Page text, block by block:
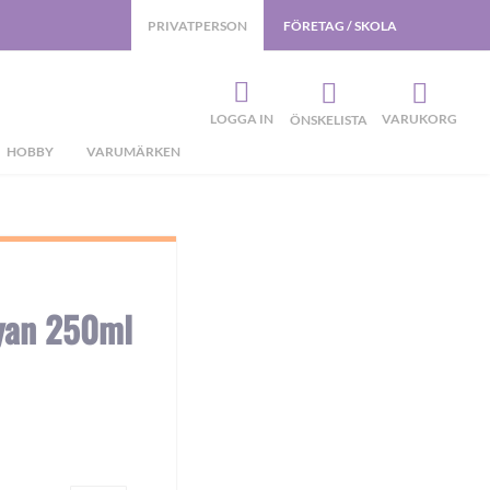
HOBBY VARUMÄRKEN
PRIVATPERSON FÖRETAG / SKOLA
LOGGA IN ÖNSKELISTA VARUKORG
250ml